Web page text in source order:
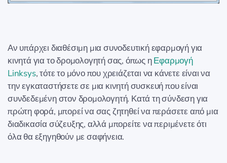
Αν υπάρχει διαθέσιμη μια συνοδευτική εφαρμογή για
κινητά για το δρομολογητή σας, όπως ηΕφαρμογή
Linksys, τότε το μόνο που χρειάζεται να κάνετε είναι να
την εγκαταστήσετε σε μια κινητή συσκευή που είναι
συνδεδεμένη στον δρομολογητή. Κατά τη σύνδεση για
πρώτη φορά, μπορεί να σας ζητηθεί να περάσετε από μια
διαδικασία σύζευξης, αλλά μπορείτε να περιμένετε ότι
όλα θα εξηγηθούν με σαφήνεια.